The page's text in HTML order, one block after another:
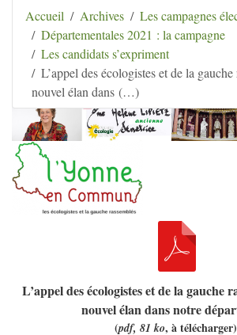
Aller au contenu | Aller au menu
Aller au
secondaire
Aller à la recherche
Hélène Lipietz
Ancienne Sénatrice de Seine-et-
Accueil Archives
Les campagnes
Départementales 2021 : la campagne
Les candidats s’expriment
L’appel des écologistes et de la
nouvel élan dans (…)
L’appel des écologistes et de la gauche
nouvel élan dans notre
(pdf, 81 ko, à